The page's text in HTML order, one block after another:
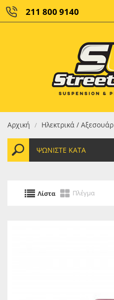
211 800 9140
Αρχική / Ηλεκτρικά / Αξεσουάρ
ΨΩΝΊΣΤΕ ΚΑΤΆ
Λίστα Πλέγμα